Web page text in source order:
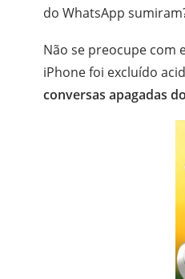
do WhatsApp
Não se preocupe com
iPhone foi excluído
conversas apagadas